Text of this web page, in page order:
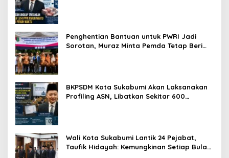
Penghentian Bantuan untuk PWRI Jadi
Sorotan, Muraz Minta Pemda Tetap Beri
BKPSDM Kota Sukabumi Akan Laksanakan
Profiling ASN, Libatkan Sekitar 600
Wali Kota Sukabumi Lantik 24 Pejabat,
Taufik Hidayah: Kemungkinan Setiap Bulan